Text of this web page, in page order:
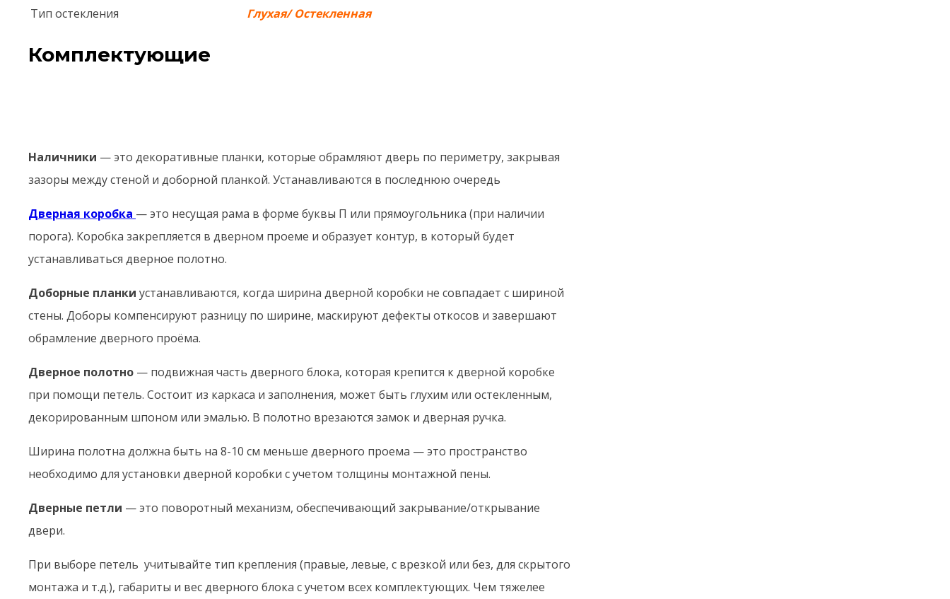
Тип остекления
Глухая/ Остекленная
Комплектующие
Наличники — это декоративные планки, которые обрамляют дверь по периметру, закрывая
зазоры между стеной и доборной планкой. Устанавливаются в последнюю очередь
Дверная коробка — это несущая рама в форме буквы П или прямоугольника (при наличии
порога). Коробка закрепляется в дверном проеме и образует контур, в который будет
устанавливаться дверное полотно.
Доборные планки устанавливаются, когда ширина дверной коробки не совпадает с шириной
стены. Доборы компенсируют разницу по ширине, маскируют дефекты откосов и завершают
обрамление дверного проёма.
Дверное полотно — подвижная часть дверного блока, которая крепится к дверной коробке
при помощи петель. Состоит из каркаса и заполнения, может быть глухим или остекленным,
декорированным шпоном или эмалью. В полотно врезаются замок и дверная ручка.
Ширина полотна должна быть на 8-10 см меньше дверного проема — это пространство
необходимо для установки дверной коробки с учетом толщины монтажной пены.
Дверные петли — это поворотный механизм, обеспечивающий закрывание/открывание
двери.
При выборе петель учитывайте тип крепления (правые, левые, с врезкой или без, для скрытого
монтажа и т.д.), габариты и вес дверного блока с учетом всех комплектующих. Чем тяжелее